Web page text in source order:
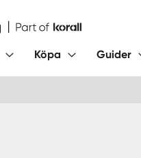
Köpa Guider